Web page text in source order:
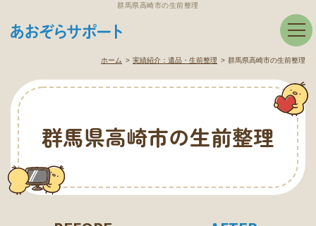
群馬県高崎市の生前整理
ホーム 実績紹介： 遺品・生前整理 群馬県高崎市の生前整理
群馬県高崎市の生前整理